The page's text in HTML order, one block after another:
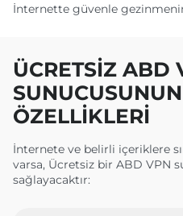
İnternette güvenle
ÜCRETSIZ ABD
ÖZELLIKLERI
İnternete ve belirli içeriklere
varsa, Ücretsiz bir ABD VPN
sağlayacaktır: